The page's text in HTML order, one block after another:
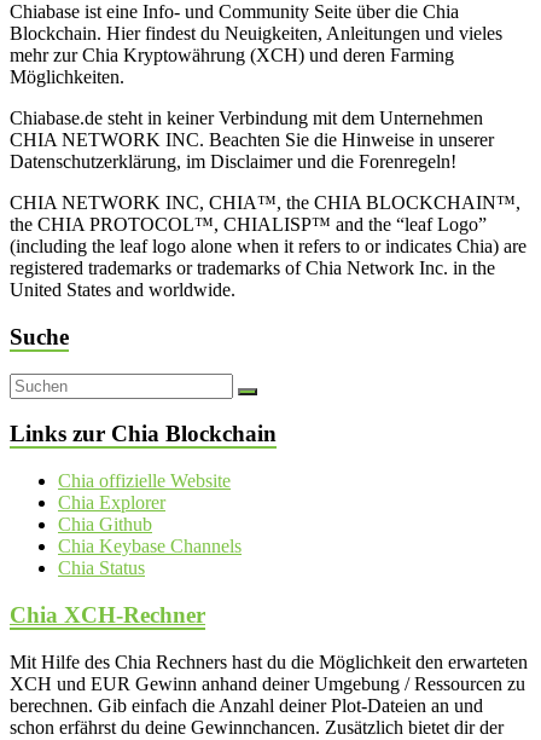
Chiabase ist eine Info- und Community Seite über die Chia
Blockchain. Hier findest du Neuigkeiten, Anleitungen und vieles
mehr zur Chia Kryptowährung (XCH) und deren Farming
Möglichkeiten.
Chiabase.de steht in keiner Verbindung mit dem Unternehmen
CHIA NETWORK INC. Beachten Sie die Hinweise in unserer
Datenschutzerklärung, im Disclaimer und die Forenregeln!
CHIA NETWORK INC, CHIA™, the CHIA BLOCKCHAIN™,
the CHIA PROTOCOL™, CHIALISP™ and the “leaf Logo”
(including the leaf logo alone when it refers to or indicates Chia) are
registered trademarks or trademarks of Chia Network Inc. in the
United States and worldwide.
Suche
Links zur Chia Blockchain
Chia offizielle Website
Chia Explorer
Chia Github
Chia Keybase Channels
Chia Status
Chia XCH-Rechner
Mit Hilfe des Chia Rechners hast du die Möglichkeit den erwarteten
XCH und EUR Gewinn anhand deiner Umgebung / Ressourcen zu
berechnen. Gib einfach die Anzahl deiner Plot-Dateien an und
schon erfährst du deine Gewinnchancen. Zusätzlich bietet dir der